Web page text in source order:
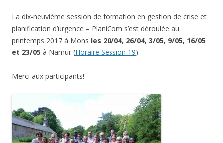
La dix-neuvième session de formation en gestion de crise et
planification d’urgence – PlaniCom s’est déroulée au
printemps 2017 à Mons les 20/04, 26/04, 3/05, 9/05, 16/05
et 23/05 à Namur (Horaire Session 19).
Merci aux participants!